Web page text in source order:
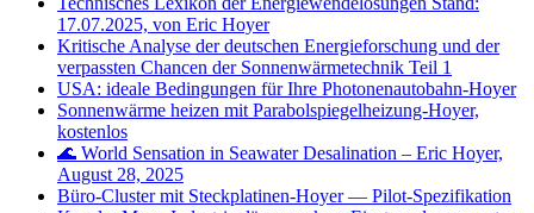
17.07.2025, von Eric Hoyer
Kritische Analyse der deutschen Energieforschung und der
verpassten Chancen der Sonnenwärmetechnik Teil 1
USA: ideale Bedingungen für Ihre Photonenautobahn-Hoyer
Sonnenwärme heizen mit Parabolspiegelheizung-Hoyer,
kostenlos
🌊 World Sensation in Seawater Desalination – Eric Hoyer,
August 28, 2025
Büro‑Cluster mit Steckplatinen‑Hoyer — Pilot‑Spezifikation